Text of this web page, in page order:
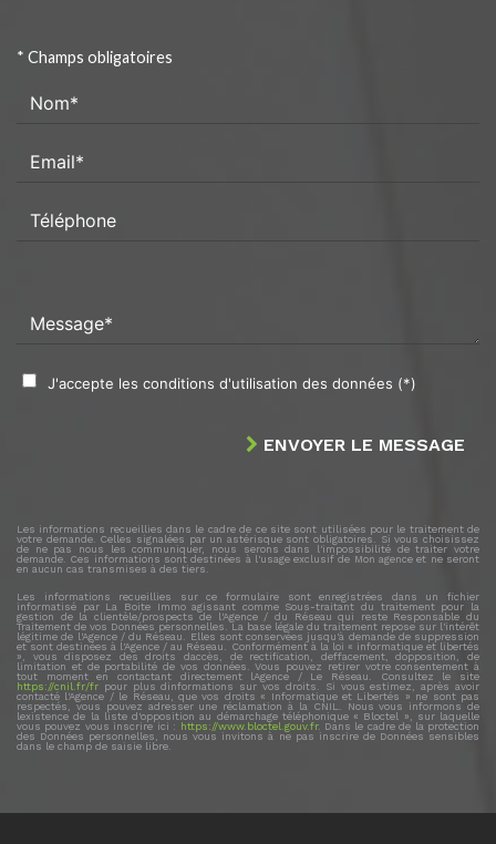
* Champs obligatoires
Nom*
Email*
Téléphone
Message*
J'accepte les conditions d'utilisation des données (*)
ENVOYER LE MESSAGE
Les informations recueillies dans le cadre de ce site sont utilisées pour le traitement de
votre demande. Celles signalées par un astérisque sont obligatoires. Si vous choisissez
de ne pas nous les communiquer, nous serons dans l'impossibilité de traiter votre
demande. Ces informations sont destinées à l'usage exclusif de Mon agence et ne seront
en aucun cas transmises à des tiers.
Les informations recueillies sur ce formulaire sont enregistrées dans un fichier
informatisé par La Boite Immo agissant comme Sous-traitant du traitement pour la
gestion de la clientèle/prospects de l'Agence / du Réseau qui reste Responsable du
Traitement de vos Données personnelles. La base légale du traitement repose sur l'intérêt
légitime de l'Agence / du Réseau. Elles sont conservées jusqu'à demande de suppression
et sont destinées à l'Agence / au Réseau. Conformément à la loi « informatique et libertés
», vous disposez des droits daccès, de rectification, deffacement, dopposition, de
limitation et de portabilité de vos données. Vous pouvez retirer votre consentement à
tout moment en contactant directement lAgence / Le Réseau. Consultez le site
https://cnil.fr/fr pour plus dinformations sur vos droits. Si vous estimez, après avoir
contacté l'Agence / le Réseau, que vos droits « Informatique et Libertés » ne sont pas
respectés, vous pouvez adresser une réclamation à la CNIL. Nous vous informons de
lexistence de la liste d'opposition au démarchage téléphonique « Bloctel », sur laquelle
vous pouvez vous inscrire ici : https://www.bloctel.gouv.fr. Dans le cadre de la protection
des Données personnelles, nous vous invitons à ne pas inscrire de Données sensibles
dans le champ de saisie libre.